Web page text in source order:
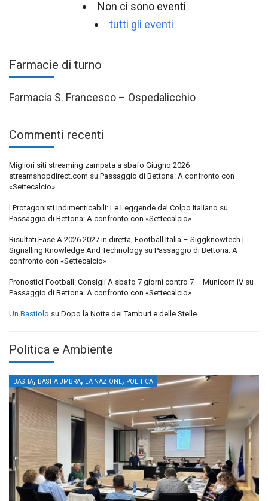
Non ci sono eventi
tutti gli eventi
Farmacie di turno
Farmacia S. Francesco – Ospedalicchio
Commenti recenti
Migliori siti streaming zampata a sbafo Giugno 2026 –
streamshopdirect.com su Passaggio di Bettona: A confronto con
«Settecalcio»
I Protagonisti Indimenticabili: Le Leggende del Colpo Italiano su
Passaggio di Bettona: A confronto con «Settecalcio»
Risultati Fase A 2026 2027 in diretta, Football Italia – Siggknowtech |
Signalling Knowledge And Technology su Passaggio di Bettona: A
confronto con «Settecalcio»
Pronostici Football: Consigli A sbafo 7 giorni contro 7 – Municorn IV su
Passaggio di Bettona: A confronto con «Settecalcio»
Un Bastiolo su Dopo la Notte dei Tamburi e delle Stelle
Politica e Ambiente
BASTIA, BASTIA UMBRA, LA NAZIONE, POLITICA